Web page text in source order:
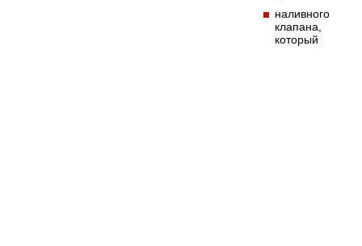
наливного
клапана,
который